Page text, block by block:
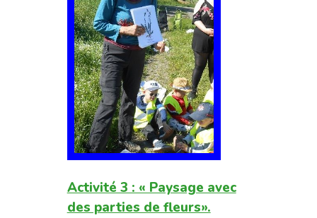
Activité 3 : « Paysage avec
des parties de fleurs».